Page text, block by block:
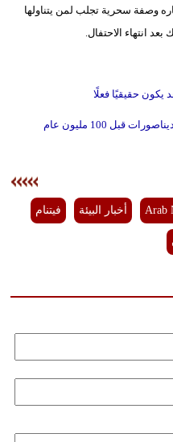
وصفة سحرية تجلب لمن يتناولها
انتهاء الاحتفال.
حقيقيًا فعلًا
100 مليون عام
Arab أخبار البيئة فيتنام